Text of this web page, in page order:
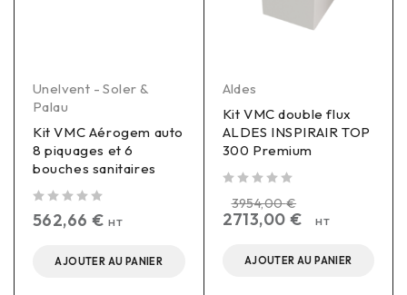
Unelvent - Soler &
Palau
Kit VMC Aérogem auto
8 piquages et 6
bouches sanitaires
562,66 € HT
AJOUTER AU PANIER
Aldes
Kit VMC double flux
ALDES INSPIRAIR TOP
300 Premium
3954,00€
2713,00 € HT
AJOUTER AU PANIER